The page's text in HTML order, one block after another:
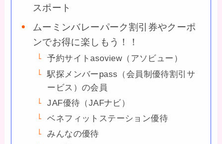
スポート
ムーミンバレーパーク割引券やクーポ
ンでお得に楽しもう！！
予約サイトasoview（アソビュー）
駅探メンバーpass（会員制優待割引サ
ービス）の会員
JAF優待（JAFナビ）
ベネフィットステーション優待
みんなの優待